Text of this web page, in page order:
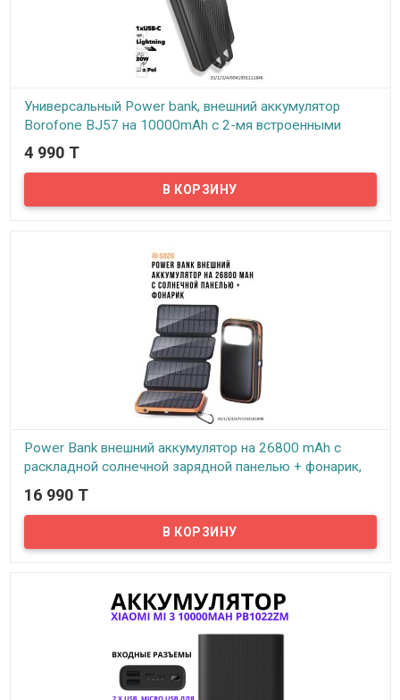
Универсальный Power bank, внешний аккумулятор
Borofone BJ57 на 10000mAh с 2-мя встроенными
кабелями
Внешний аккумулятор Borofone BJ57 10000mAh — идеальный
4 990 T
Power Bank внешний аккумулятор на 26800 mAh с
раскладной солнечной зарядной панелью + фонарик,
HI-S026
Power Bank внешний аккумулятор на 26800 mAh с раскладной
16 990 T